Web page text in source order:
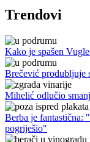
Trendovi
Kako je spašen
Brečević produbljuje
Mihelić odlučio
Berba je fantastična:
pogriješio"